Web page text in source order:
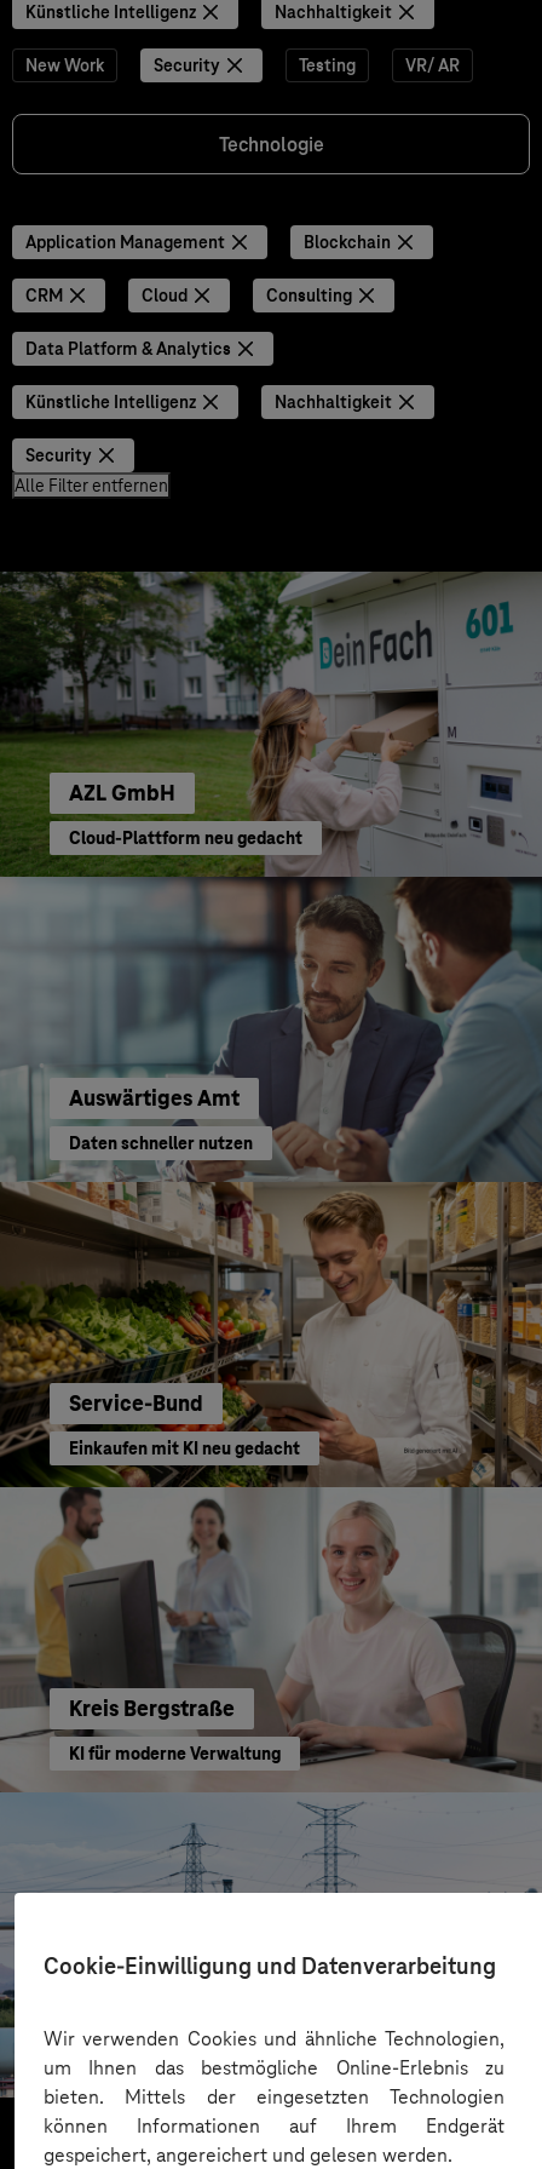
Cookie-Einwilligung und Datenverarbeitung
Wir verwenden Cookies und ähnliche Technologien,
um Ihnen das bestmögliche Online-Erlebnis zu
bieten. Mittels der eingesetzten Technologien
können Informationen auf Ihrem Endgerät
gespeichert, angereichert und gelesen werden.
Künstliche Intelligenz Nachhaltigkeit
New Work Security Testing VR/ AR
Technologie
Application Management Blockchain
CRM Cloud Consulting
Data Platform & Analytics
Künstliche Intelligenz Nachhaltigkeit
Security
Alle Filter entfernen
AZL GmbH
Cloud-Plattform neu gedacht
Auswärtiges Amt
Daten schneller nutzen
Service-Bund
Einkaufen mit KI neu gedacht
Kreis Bergstraße
KI für moderne Verwaltung
CRA-Security für digitale Produkte